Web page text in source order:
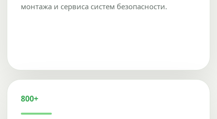
монтажа и сервиса систем безопасности.
800+